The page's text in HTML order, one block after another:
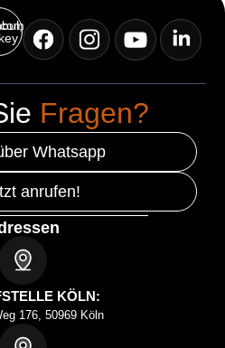
Fragen?
Whatsapp
anrufen!
KÖLN:
176, 50969 Köln